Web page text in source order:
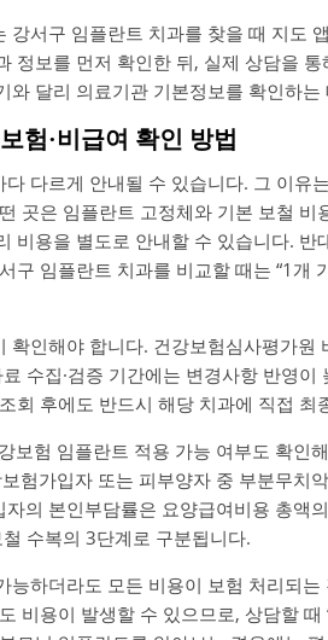
강서구 임플란트 치과를 찾을 때 지도
정보를 먼저 확인한 뒤, 실제 상담을
와 달리 의료기관 기본정보를 확인하
험·비급여 확인 방법
다르게 안내될 수 있습니다. 그 이유
곳은 임플란트 고정체와 기본 보철
비용을 별도로 안내할 수 있습니다.
구 임플란트 치과를 비교할 때는 “1개
확인해야 합니다. 건강보험심사평가
수집·검증 기간에는 변경사항 반영
회 후에도 반드시 해당 치과에 직접 최
보험 임플란트 적용 가능 여부도 확인
험가입자 또는 피부양자 중 부분무치
의 본인부담률은 요양급여비용 총액
수복의 3단계로 구분됩니다.
능하더라도 모든 비용이 보험 처리되
비용이 발생할 수 있으므로, 상담할